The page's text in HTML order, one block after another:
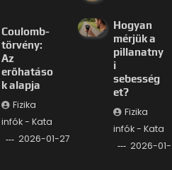
Coulomb-
törvény:
Az
erőhatáso
k alapja
Fizika
infók - Kata
2026-01-27
Hogyan
mérjük a
pillanatny
i
sebesség
et?
Fizika
infók - Kata
2026-